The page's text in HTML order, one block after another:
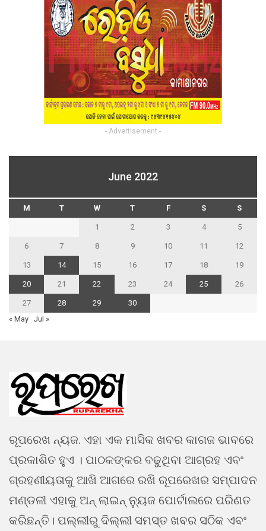
- Advertisement -
June 2022
M T W T F S S
1 2 3 4 5
6 7 8 9 10 11 12
13 14 15 16 17 18 19
20 21 22 23 24 25 26
27 28 29
30
« May Jul »
ରୂପରେଖ ନ୍ୟଜ. ଏହା ଏକ ମାସିକ ଖବର କାଗଜ ଭାବରେ
ପ୍ରକାଶିତ ହୁଏ । ପାଠକଙ୍କର ବଢୁଥିବା ଆଗ୍ରହ ଏବଂ
ଗ୍ରହଣୀୟତାକୁ ଆଖି ଆଗରେ ରଖି ରୂପରେଖର ସମ୍ପାଦନ
ମଣ୍ଡଳୀ ଏହାକୁ ଅନ୍ ଲାଇନ୍ ନ୍ୟୁଜ ପୋର୍ଟାଲରେ ପରିଣତ
କରିଛନ୍ତି। ପଲ୍ଲୀରୁ ଦିଲ୍ଲୀ ସମସ୍ତ ଖବର ସଠିକ ଏବଂ